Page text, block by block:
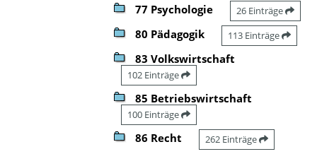
77 Psychologie 26 Einträge
80 Pädagogik 113 Einträge
83 Volkswirtschaft
102 Einträge
85 Betriebswirtschaft
100 Einträge
86 Recht 262 Einträge